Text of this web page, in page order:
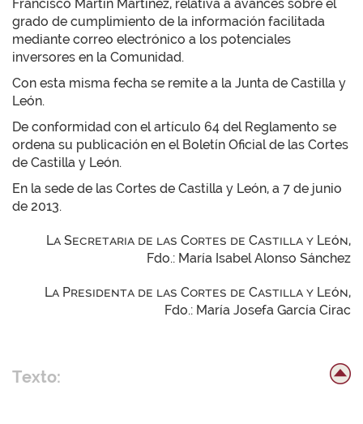
Francisco Martín Martínez, relativa a avances sobre el
grado de cumplimiento de la información facilitada
mediante correo electrónico a los potenciales
inversores en la Comunidad.
Con esta misma fecha se remite a la Junta de Castilla y
León.
De conformidad con el artículo 64 del Reglamento se
ordena su publicación en el Boletín Oficial de las Cortes
de Castilla y León.
En la sede de las Cortes de Castilla y León, a 7 de junio
de 2013.
La Secretaria de las Cortes de Castilla y León,
Fdo.: María Isabel Alonso Sánchez
La Presidenta de las Cortes de Castilla y León,
Fdo.: María Josefa García Cirac
Texto: